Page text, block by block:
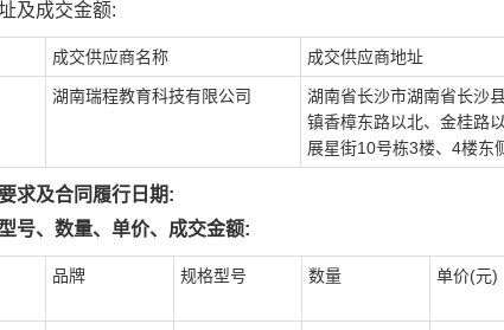
及成交金额:
成交供应商名称 成交供应商地址
湖南瑞程教育科技有限公司
湖南省长沙市湖南省长沙
镇香樟东路以北、金桂路
展星街10号栋3楼、4楼东
求及合同履行日期:
号、数量、单价、成交金额:
品牌 规格型号 数量 单价(元)